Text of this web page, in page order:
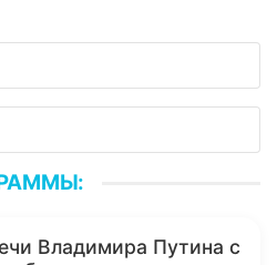
Владимира Путина с